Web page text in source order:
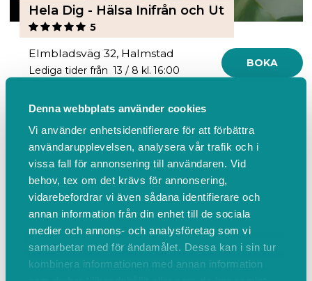
Denna webbplats använder cookies
Vi använder enhetsidentifierare för att förbättra
användarupplevelsen, analysera vår trafik och i
vissa fall för annonsering till användaren. Vid
behov, tex om det krävs för annonsering,
vidarebefordrar vi även sådana identifierare och
annan information från din enhet till de sociala
medier och annons- och analysföretag som vi
samarbetar med för ändamålet. Dessa kan i sin tur
kombinera informationen med annan information
Hela Dig - Hälsa Inifrån och Ut
5
Elmbladsväg 32, Halmstad
Lediga tider från 13 / 8 kl. 16:00
BOKA
Ditt Sanna Rum
5